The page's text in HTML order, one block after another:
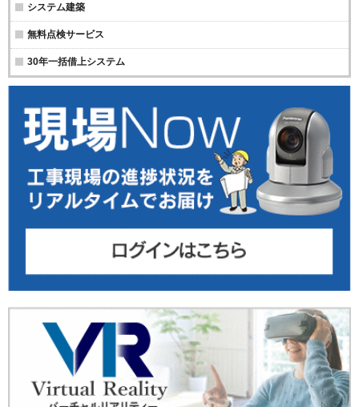
システム建築
無料点検サービス
30年一括借上システム